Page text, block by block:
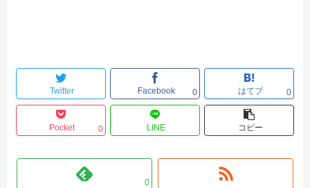
Twitter Facebook 0 はてブ 0
Pocket 0 LINE コピー
0